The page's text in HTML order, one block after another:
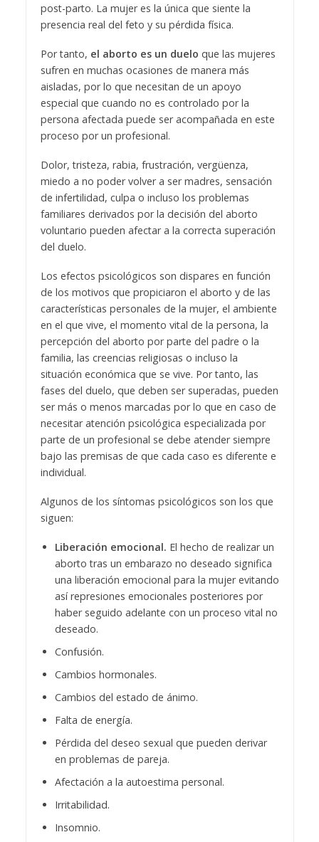
post-parto. La mujer es la única que siente la
presencia real del feto y su pérdida física.
Por tanto, el aborto es un duelo que las mujeres
sufren en muchas ocasiones de manera más
aisladas, por lo que necesitan de un apoyo
especial que cuando no es controlado por la
persona afectada puede ser acompañada en este
proceso por un profesional.
Dolor, tristeza, rabia, frustración, vergüenza,
miedo a no poder volver a ser madres, sensación
de infertilidad, culpa o incluso los problemas
familiares derivados por la decisión del aborto
voluntario pueden afectar a la correcta superación
del duelo.
Los efectos psicológicos son dispares en función
de los motivos que propiciaron el aborto y de las
características personales de la mujer, el ambiente
en el que vive, el momento vital de la persona, la
percepción del aborto por parte del padre o la
familia, las creencias religiosas o incluso la
situación económica que se vive. Por tanto, las
fases del duelo, que deben ser superadas, pueden
ser más o menos marcadas por lo que en caso de
necesitar atención psicológica especializada por
parte de un profesional se debe atender siempre
bajo las premisas de que cada caso es diferente e
individual.
Algunos de los síntomas psicológicos son los que
siguen:
Liberación emocional. El hecho de realizar un
aborto tras un embarazo no deseado significa
una liberación emocional para la mujer evitando
así represiones emocionales posteriores por
haber seguido adelante con un proceso vital no
deseado.
Confusión.
Cambios hormonales.
Cambios del estado de ánimo.
Falta de energía.
Pérdida del deseo sexual que pueden derivar
en problemas de pareja.
Afectación a la autoestima personal.
Irritabilidad.
Insomnio.